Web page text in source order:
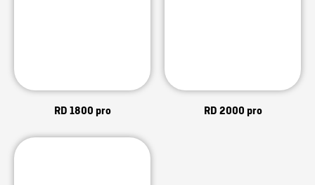
RD 1800 pro RD 2000 pro